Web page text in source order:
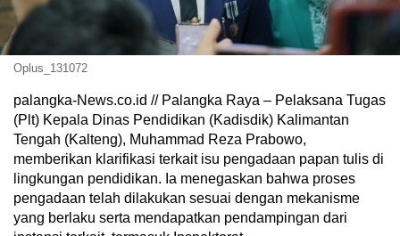
Oplus_131072
palangka-News.co.id // Palangka Raya – Pelaksana Tugas
(Plt) Kepala Dinas Pendidikan (Kadisdik) Kalimantan
Tengah (Kalteng), Muhammad Reza Prabowo,
memberikan klarifikasi terkait isu pengadaan papan tulis di
lingkungan pendidikan. Ia menegaskan bahwa proses
pengadaan telah dilakukan sesuai dengan mekanisme
yang berlaku serta mendapatkan pendampingan dari